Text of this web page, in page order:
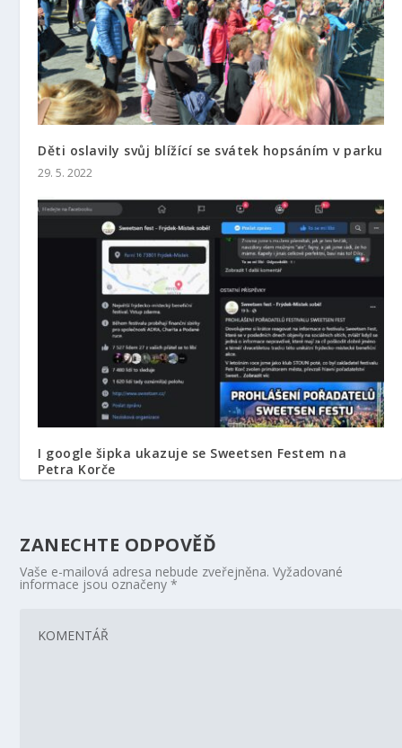
Děti oslavily svůj blížící se svátek hopsáním v parku
29. 5. 2022
I google šipka ukazuje se Sweetsen Festem na
Petra Korče
ZANECHTE ODPOVĚĎ
Vaše e-mailová adresa nebude zveřejněna. Vyžadované
informace jsou označeny*